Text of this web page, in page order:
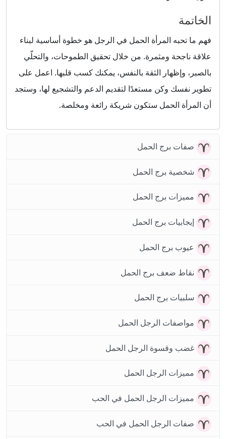
الخاتمة
فهم ما تحبه المرأة الحمل في الرجل هو خطوة أساسية لبناء
علاقة ناجحة ومثمرة. من خلال تحقيق الطموحات، والتحلّي
بالصبر، وإظهار الثقة بالنفس، يمكنك كسب قلبها. اعمل على
تطوير نفسك وكن مستعدًا لتقديم الدعم والتشجيع لها، وستجد
أن المرأة الحمل ستكون شريكة رائعة ومخلصة.
صفات برج الحمل
شخصية برج الحمل
مميزات برج الحمل
إيجابيات برج الحمل
عيوب برج الحمل
نقاط ضعف برج الحمل
سلبيات برج الحمل
مواصفات الرجل الحمل
غضب وقسوة الرجل الحمل
مميزات الرجل الحمل
مميزات الرجل الحمل في الحب
صفات الرجل الحمل في الحب